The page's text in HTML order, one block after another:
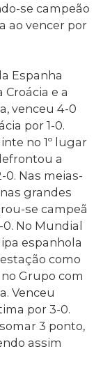
se campeão
ao vencer por
Espanha
e a
venceu 4-0
por 1-0.
no 1º lugar
a
0. Nas meias-
grandes
se campeã
No Mundial
espanhola
como
Grupo com
Venceu
por 3-0.
3 ponto,
assim